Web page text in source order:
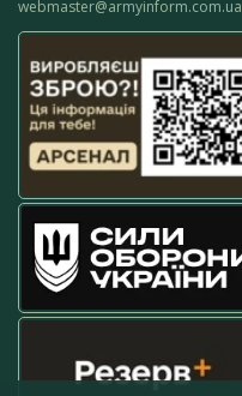
webmaster@armyinform.com.ua